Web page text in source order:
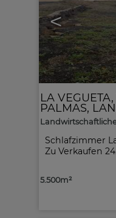
<
Schlafzimmer
Zu Verkaufen
LA VEGUETA,
PALMAS,
5.500m²